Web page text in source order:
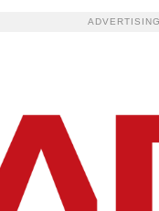
ADVERTISING